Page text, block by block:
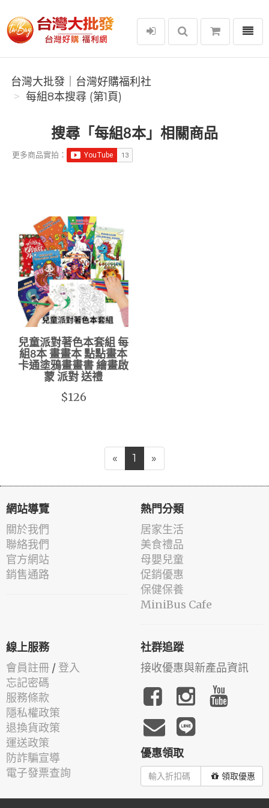
台灣大批發｜台灣好購福利社
選單
台灣大批發｜台灣好購福利社
每組8本搜尋 (第1頁)
搜尋「每組8本」相關商品
更多商品實拍：
兒童派對著色本套組 每
組8本 畫畫本 點點畫本
卡通塗鴉畫畫書 繪畫啟
蒙 派對 送禮
$126
« 1 »
網站導覽
關於我們
聯絡我們
官方網站
銷售通路
熱門分類
居家生活
美食禮品
母嬰兒童
促銷優惠
保健保養
MiniBus Cafe
線上服務
會員註冊 / 登入
忘記密碼
服務條款
隱私權政策
退換貨政策
運送政策
防詐騙宣導
電子發票查詢
社群追蹤
接收優惠與新產品資訊
優惠領取
領取優惠